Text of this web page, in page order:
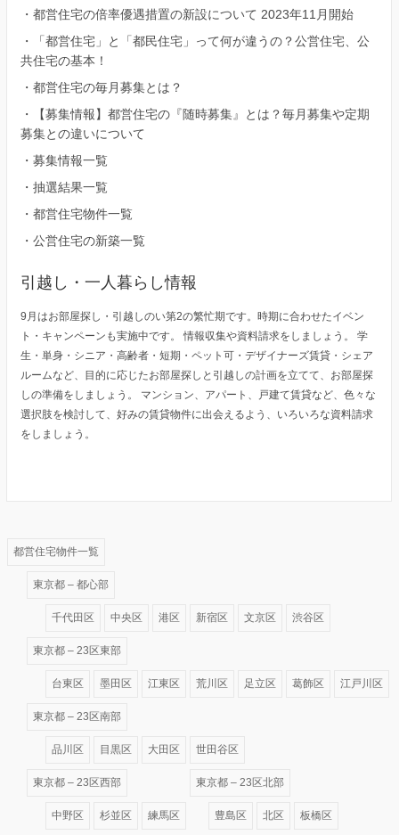
・ 都営住宅の倍率優遇措置の新設について 2023年11月開始
・
「都営住宅」と「都民住宅」って何が違うの？公営住宅、公
共住宅の基本！
・ 都営住宅の毎月募集とは？
・
【募集情報】都営住宅の『随時募集』とは？毎月募集や定期
募集との違いについて
・ 募集情報一覧
・ 抽選結果一覧
・ 都営住宅物件一覧
・ 公営住宅の新築一覧
引越し・一人暮らし情報
9月はお部屋探し・引越しのい第2の繁忙期です。時期に合わせたイベン
ト・キャンペーンも実施中です。 情報収集や資料請求をしましょう。 学
生・単身・シニア・高齢者・短期・ペット可・デザイナーズ賃貸・シェア
ルームなど、目的に応じたお部屋探しと引越しの計画を立てて、お部屋探
しの準備をしましょう。 マンション、アパート、戸建て賃貸など、色々な
選択肢を検討して、好みの賃貸物件に出会えるよう、いろいろな資料請求
をしましょう。
都営住宅物件一覧
東京都 – 都心部
千代田区 中央区 港区 新宿区 文京区 渋谷区
東京都 – 23区東部
台東区 墨田区 江東区 荒川区 足立区 葛飾区 江戸川区
東京都 – 23区南部
品川区 目黒区 大田区 世田谷区
東京都 – 23区西部
中野区 杉並区 練馬区
東京都 – 23区北部
豊島区 北区 板橋区